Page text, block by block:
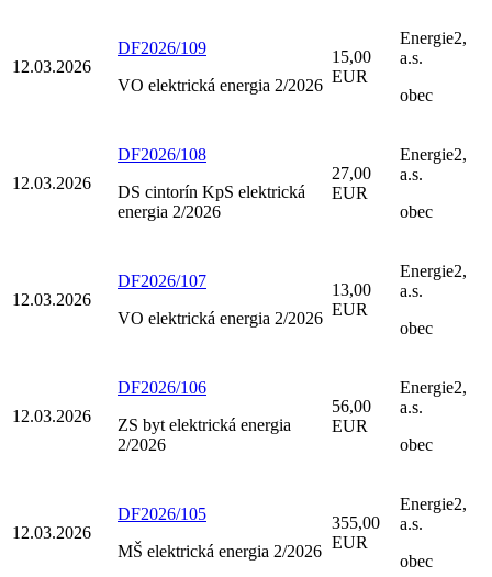
12.03.2026
DF2026/109
VO elektrická energia 2/2026
15,00
EUR
Energie2,
a.s.
obec
12.03.2026
DF2026/108
DS cintorín KpS elektrická
energia 2/2026
27,00
EUR
Energie2,
a.s.
obec
12.03.2026
DF2026/107
VO elektrická energia 2/2026
13,00
EUR
Energie2,
a.s.
obec
12.03.2026
DF2026/106
ZS byt elektrická energia
2/2026
56,00
EUR
Energie2,
a.s.
obec
12.03.2026
DF2026/105
MŠ elektrická energia 2/2026
355,00
EUR
Energie2,
a.s.
obec